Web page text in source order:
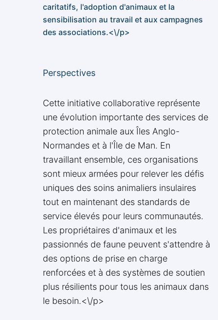
caritatifs, l'adoption d'animaux et la
sensibilisation au travail et aux campagnes
des associations.<\/p>
Perspectives
Cette initiative collaborative représente
une évolution importante des services de
protection animale aux Îles Anglo-
Normandes et à l'Île de Man. En
travaillant ensemble, ces organisations
sont mieux armées pour relever les défis
uniques des soins animaliers insulaires
tout en maintenant des standards de
service élevés pour leurs communautés.
Les propriétaires d'animaux et les
passionnés de faune peuvent s'attendre à
des options de prise en charge
renforcées et à des systèmes de soutien
plus résilients pour tous les animaux dans
le besoin.<\/p>